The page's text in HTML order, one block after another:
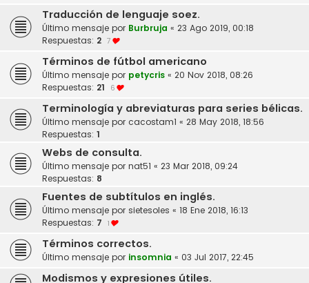
Traducción de lenguaje soez.
Último mensaje por Burbruja « 23 Ago 2019, 00:18
Respuestas: 2 7
Términos de fútbol americano
Último mensaje por petycris « 20 Nov 2018, 08:26
Respuestas: 21 6
Terminología y abreviaturas para series bélicas.
Último mensaje por cacostam1 « 28 May 2018, 18:56
Respuestas: 1
Webs de consulta.
Último mensaje por nat51 « 23 Mar 2018, 09:24
Respuestas: 8
Fuentes de subtítulos en inglés.
Último mensaje por sietesoles « 18 Ene 2018, 16:13
Respuestas: 7 1
Términos correctos.
Último mensaje por insomnia « 03 Jul 2017, 22:45
Modismos y expresiones útiles.